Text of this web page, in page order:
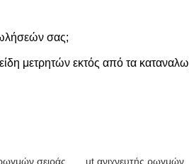
σας;
μετρητών εκτός από τα
σειράς ut ανιχνευτής ρωγμών